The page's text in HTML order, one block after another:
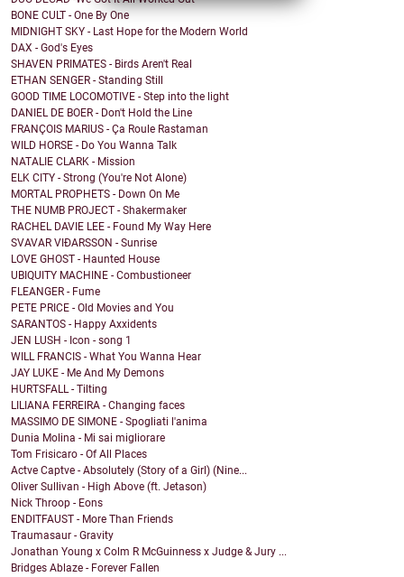
BONE CULT - One By One
MIDNIGHT SKY - Last Hope for the Modern World
DAX - God's Eyes
SHAVEN PRIMATES - Birds Aren't Real
ETHAN SENGER - Standing Still
GOOD TIME LOCOMOTIVE - Step into the light
DANIEL DE BOER - Don't Hold the Line
FRANÇOIS MARIUS - Ça Roule Rastaman
WILD HORSE - Do You Wanna Talk
NATALIE CLARK - Mission
ELK CITY - Strong (You're Not Alone)
MORTAL PROPHETS - Down On Me
THE NUMB PROJECT - Shakermaker
RACHEL DAVIE LEE - Found My Way Here
SVAVAR VIÐARSSON - Sunrise
LOVE GHOST - Haunted House
UBIQUITY MACHINE - Combustioneer
FLEANGER - Fume
PETE PRICE - Old Movies and You
SARANTOS - Happy Axxidents
JEN LUSH - Icon - song 1
WILL FRANCIS - What You Wanna Hear
JAY LUKE - Me And My Demons
HURTSFALL - Tilting
LILIANA FERREIRA - Changing faces
MASSIMO DE SIMONE - Spogliati l'anima
Dunia Molina - Mi sai migliorare
Tom Frisicaro - Of All Places
Actve Captve - Absolutely (Story of a Girl) (Nine...
Oliver Sullivan - High Above (ft. Jetason)
Nick Throop - Eons
ENDITFAUST - More Than Friends
Traumasaur - Gravity
Jonathan Young x Colm R McGuinness x Judge & Jury ...
Bridges Ablaze - Forever Fallen